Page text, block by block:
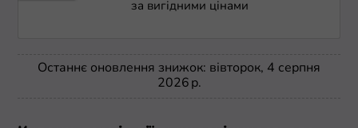
за вигідними цінами
Останнє оновлення знижок: вівторок, 4 серпня
2026 р.